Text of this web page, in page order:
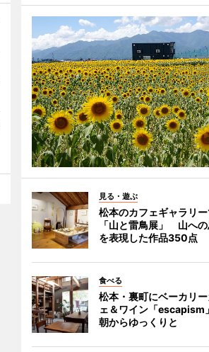
見る・遊ぶ
松本のカフェギャラリ
「山と雷鳥展」 山へ
を表現した作品350点
食べる
松本・裏町にベーカリ
ェ＆ワイン「
朝からゆっくりと